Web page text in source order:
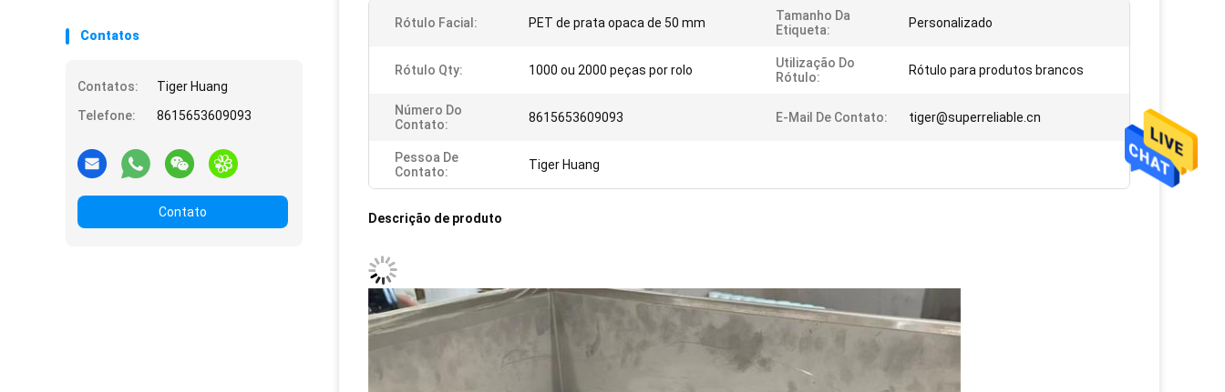
Contatos
Contatos:
Tiger Huang
Telefone:
8615653609093
Contato
Rótulo Facial: PET de prata opaca de 50 mm
Tamanho Da
Etiqueta:
Personalizado
Rótulo Qty: 1000 ou 2000 peças por rolo
Utilização Do
Rótulo:
Rótulo para produtos brancos
Número Do
Contato:
8615653609093 E-Mail De Contato: tiger@superreliable.cn
Pessoa De
Contato:
Tiger Huang
Descrição de produto